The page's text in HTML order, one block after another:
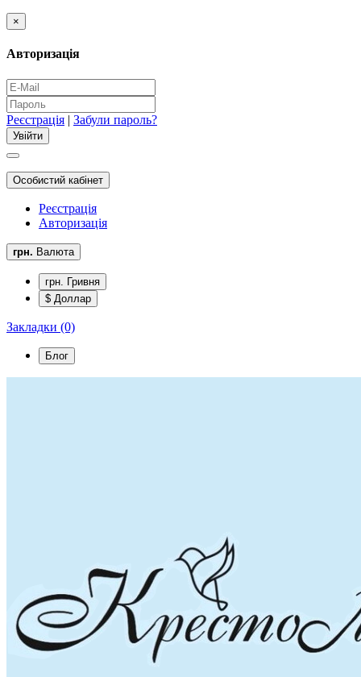
×
Авторизація
Реєстрація | Забули пароль?
Особистий кабінет
Реєстрація
Авторизація
грн. Валюта
грн. Гривня
$ Доллар
Закладки (0)
Блог